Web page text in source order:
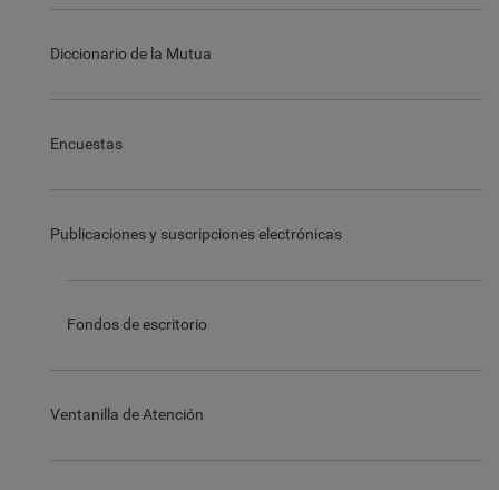
Diccionario de la Mutua
Encuestas
Publicaciones y suscripciones electrónicas
Fondos de escritorio
Ventanilla de Atención